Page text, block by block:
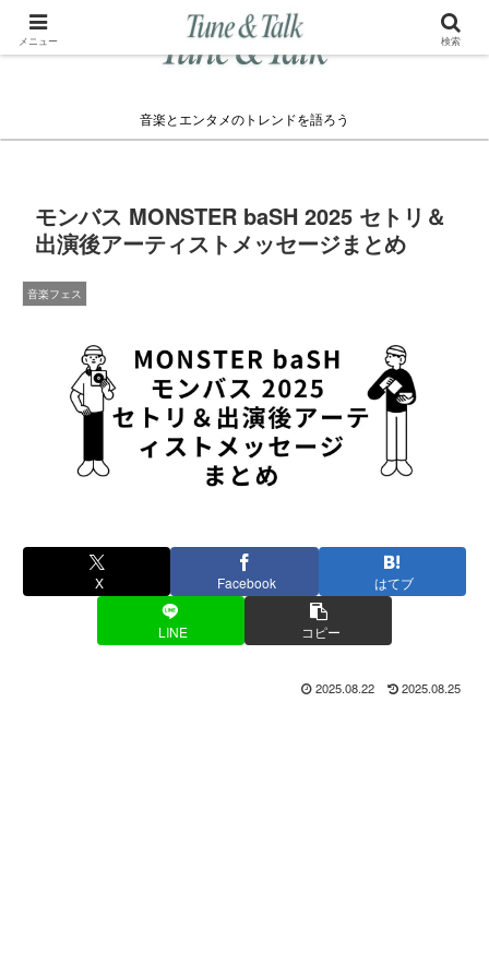
音楽とエンタメのトレンドを語ろう
モンバス MONSTER baSH 2025 セトリ＆
出演後アーティストメッセージまとめ
音楽フェス
X Facebook はてブ
LINE コピー
2025.08.22 2025.08.25
メニュー 検索